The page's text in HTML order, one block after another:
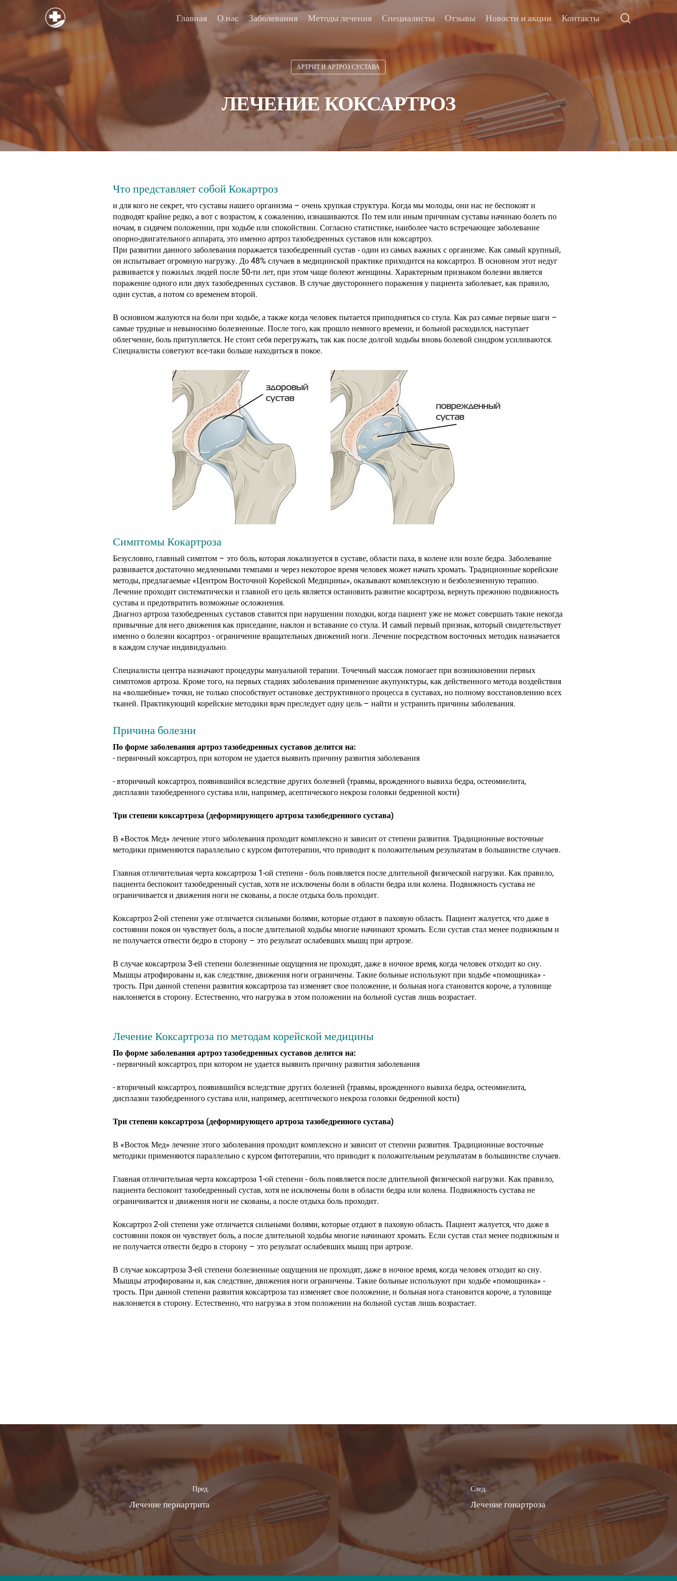
Нажмите enter для начала поиска
Главная О нас Заболевания Методы лечения Специалисты Отзывы Новости и акции Контакты
АРТРИТ И АРТРОЗ СУСТАВА
ЛЕЧЕНИЕ КОКСАРТРОЗ
Что представляет собой Кокартроз
и для кого не секрет, что суставы нашего организма – очень хрупкая структура. Когда мы молоды, они нас не беспокоят и
подводят крайне редко, а вот с возрастом, к сожалению, изнашиваются. По тем или иным причинам суставы начинаю болеть по
ночам, в сидячем положении, при ходьбе или спокойствии. Согласно статистике, наиболее часто встречающее заболевание
опорно-двигательного аппарата, это именно артроз тазобедренных суставов или коксартроз.
При развитии данного заболевания поражается тазобедренный сустав - один из самых важных с организме. Как самый крупный,
он испытывает огромную нагрузку. До 48% случаев в медицинской практике приходится на коксартроз. В основном этот недуг
развивается у пожилых людей после 50-ти лет, при этом чаще болеют женщины. Характерным признаком болезни является
поражение одного или двух тазобедренных суставов. В случае двустороннего поражения у пациента заболевает, как правило,
один сустав, а потом со временем второй.
В основном жалуются на боли при ходьбе, а также когда человек пытается приподняться со стула. Как раз самые первые шаги –
самые трудные и невыносимо болезненные. После того, как прошло немного времени, и больной расходился, наступает
облегчение, боль притупляется. Не стоит себя перегружать, так как после долгой ходьбы вновь болевой синдром усиливаются.
Специалисты советуют все-таки больше находиться в покое.
Симптомы Кокартроза
Безусловно, главный симптом – это боль, которая локализуется в суставе, области паха, в колене или возле бедра. Заболевание
развивается достаточно медленными темпами и через некоторое время человек может начать хромать. Традиционные корейские
методы, предлагаемые «Центром Восточной Корейской Медицины», оказывают комплексную и безболезненную терапию.
Лечение проходит систематически и главной его цель является остановить развитие косартроза, вернуть прежнюю подвижность
сустава и предотвратить возможные осложнения.
Диагноз артроза тазобедренных суставов ставится при нарушении походки, когда пациент уже не может совершать такие некогда
привычные для него движения как приседание, наклон и вставание со стула. И самый первый признак, который свидетельствует
именно о болезни косартроз - ограничение вращательных движений ноги. Лечение посредством восточных методик назначается
в каждом случае индивидуально.
Специалисты центра назначают процедуры мануальной терапии. Точечный массаж помогает при возникновении первых
симптомов артроза. Кроме того, на первых стадиях заболевания применение акупунктуры, как действенного метода воздействия
на «волшебные» точки, не только способствует остановке деструктивного процесса в суставах, но полному восстановлению всех
тканей. Практикующий корейские методики врач преследует одну цель – найти и устранить причины заболевания.
Причина болезни
По форме заболевания артроз тазобедренных суставов делится на:
- первичный коксартроз, при котором не удается выявить причину развития заболевания
- вторичный коксартроз, появившийся вследствие других болезней (травмы, врожденного вывиха бедра, остеомиелита,
дисплазии тазобедренного сустава или, например, асептического некроза головки бедренной кости)
Три степени коксартроза (деформирующего артроза тазобедренного сустава)
В «Восток Мед» лечение этого заболевания проходит комплексно и зависит от степени развития. Традиционные восточные
методики применяются параллельно с курсом фитотерапии, что приводит к положительным результатам в большинстве случаев.
Главная отличительная черта коксартроза 1-ой степени - боль появляется после длительной физической нагрузки. Как правило,
пациента беспокоит тазобедренный сустав, хотя не исключены боли в области бедра или колена. Подвижность сустава не
ограничивается и движения ноги не скованы, а после отдыха боль проходит.
Коксартроз 2-ой степени уже отличается сильными болями, которые отдают в паховую область. Пациент жалуется, что даже в
состоянии покоя он чувствует боль, а после длительной ходьбы многие начинают хромать. Если сустав стал менее подвижным и
не получается отвести бедро в сторону – это результат ослабевших мышц при артрозе.
В случае коксартроза 3-ей степени болезненные ощущения не проходят, даже в ночное время, когда человек отходит ко сну.
Мышцы атрофированы и, как следствие, движения ноги ограничены. Такие больные используют при ходьбе «помощника» -
трость. При данной степени развития коксартроза таз изменяет свое положение, и больная нога становится короче, а туловище
наклоняется в сторону. Естественно, что нагрузка в этом положении на больной сустав лишь возрастает.
Лечение Коксартроза по методам корейской медицины
По форме заболевания артроз тазобедренных суставов делится на:
- первичный коксартроз, при котором не удается выявить причину развития заболевания
- вторичный коксартроз, появившийся вследствие других болезней (травмы, врожденного вывиха бедра, остеомиелита,
дисплазии тазобедренного сустава или, например, асептического некроза головки бедренной кости)
Три степени коксартроза (деформирующего артроза тазобедренного сустава)
В «Восток Мед» лечение этого заболевания проходит комплексно и зависит от степени развития. Традиционные восточные
методики применяются параллельно с курсом фитотерапии, что приводит к положительным результатам в большинстве случаев.
Главная отличительная черта коксартроза 1-ой степени - боль появляется после длительной физической нагрузки. Как правило,
пациента беспокоит тазобедренный сустав, хотя не исключены боли в области бедра или колена. Подвижность сустава не
ограничивается и движения ноги не скованы, а после отдыха боль проходит.
Коксартроз 2-ой степени уже отличается сильными болями, которые отдают в паховую область. Пациент жалуется, что даже в
состоянии покоя он чувствует боль, а после длительной ходьбы многие начинают хромать. Если сустав стал менее подвижным и
не получается отвести бедро в сторону – это результат ослабевших мышц при артрозе.
В случае коксартроза 3-ей степени болезненные ощущения не проходят, даже в ночное время, когда человек отходит ко сну.
Мышцы атрофированы и, как следствие, движения ноги ограничены. Такие больные используют при ходьбе «помощника» -
трость. При данной степени развития коксартроза таз изменяет свое положение, и больная нога становится короче, а туловище
наклоняется в сторону. Естественно, что нагрузка в этом положении на больной сустав лишь возрастает.
Пред.
Лечение периартрита
След.
Лечение гонартроза